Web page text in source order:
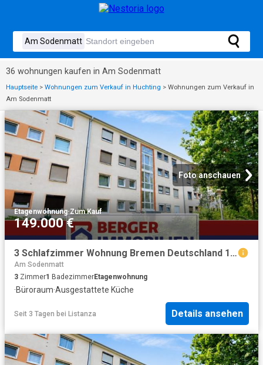
36 wohnungen kaufen in Am Sodenmatt
Hauptseite > Wohnungen zum Verkauf in Huchting > Wohnungen zum Verkauf in
Am Sodenmatt
Foto anschauen
Etagenwohnung·Zum Kauf
149.000 €
3 Schlafzimmer Wohnung Bremen Deutschland 104803556
Am Sodenmatt
3 Zimmer1 BadezimmerEtagenwohnung
·Büroraum·Ausgestattete Küche
Seit 3 Tagen bei Listanza Details ansehen